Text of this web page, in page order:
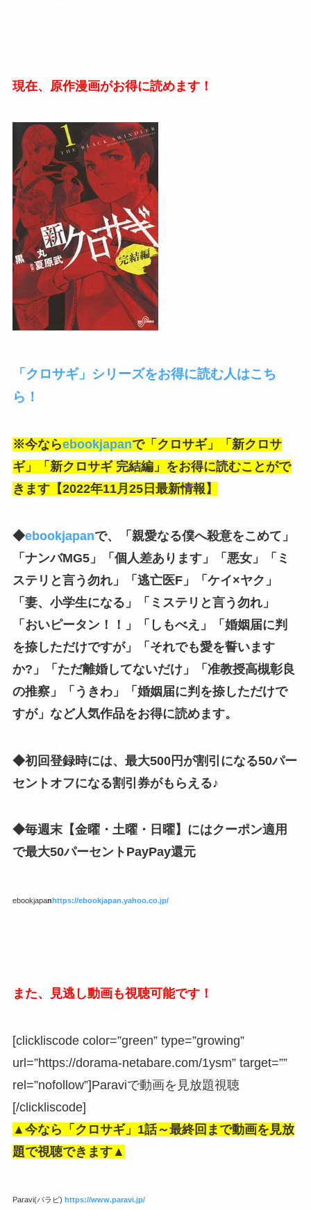
現在、原作漫画がお得に読めます！
「クロサギ」シリーズをお得に読む人はこち
ら！
※今ならebookjapanで「クロサギ」「新クロサ
ギ」「新クロサギ 完結編」をお得に読むことがで
きます【2022年11月25日最新情報】
◆ebookjapanで、「親愛なる僕へ殺意をこめて」
「ナンバMG5」「個人差あります」「悪女」「ミ
ステリと言う勿れ」「逃亡医F」「ケイ×ヤク」
「妻、小学生になる」「 ミステリと言う勿れ」
「おいピータン！！」「しもべえ」「婚姻届に判
を捺しただけですが」「それでも愛を誓います
か?」「ただ離婚してないだけ」「准教授高槻彰良
の推察」「うきわ」「婚姻届に判を捺しただけで
すが」 など人気作品をお得に読めます。
◆初回登録時には、最大500円が割引になる50パー
セントオフになる割引券がもらえる♪
◆毎週末【金曜・土曜・日曜】にはクーポン適用
で最大50パーセントPayPay還元
ebookjapanhttps://ebookjapan.yahoo.co.jp/
また、見逃し動画も視聴可能です！
[clickliscode color=”green” type=”growing”
url=”https://dorama-netabare.com/1ysm” target=””
rel=”nofollow”]Paraviで動画を見放題視聴
[/clickliscode]
▲今なら「 クロサギ」1話～最終回まで動画を見放
題で視聴できます▲
Paravi(パラビ) https://www.paravi.jp/